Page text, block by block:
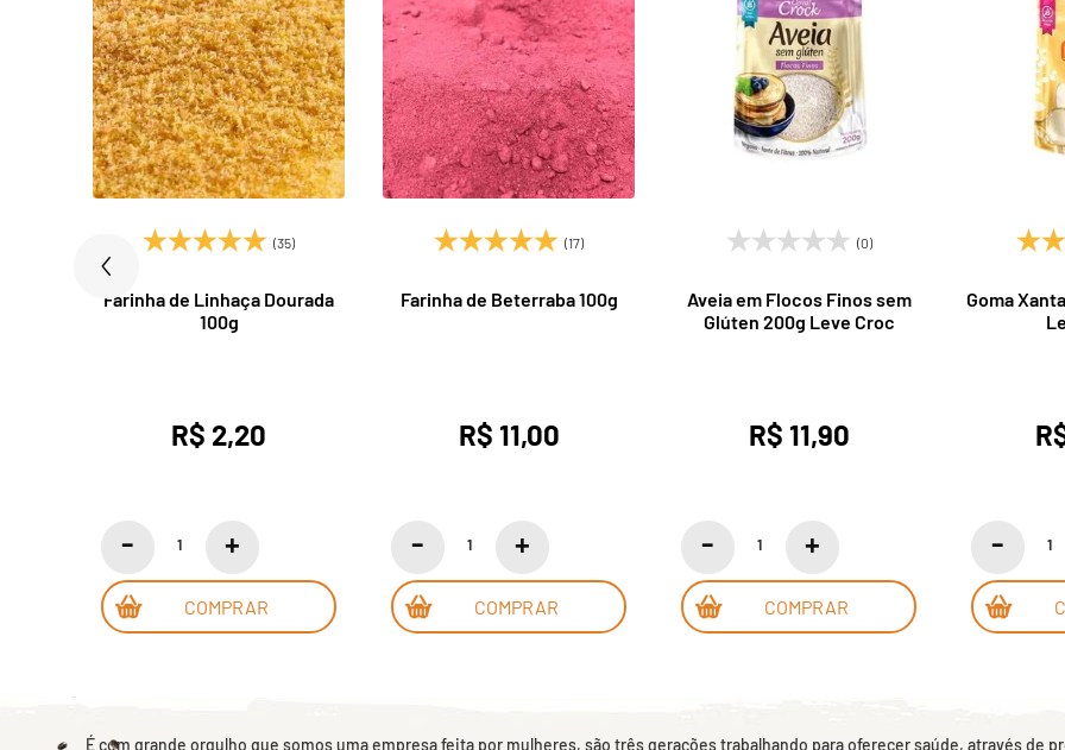
(35)
Farinha de Linhaça Dourada
100g
R$ 2,20
COMPRAR
(17)
Farinha de Beterraba 100g
R$ 11,00
COMPRAR
(0)
Aveia em Flocos Finos sem
Glúten 200g Leve Croc
R$ 11,90
COMPRAR
Goma
É com grande orgulho que somos uma empresa feita por mulheres, são três gerações trabalhando para oferecer saúde, através de